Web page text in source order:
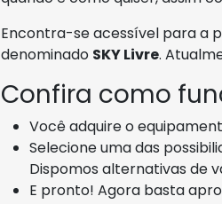
Encontra-se acessível para a
denominado SKY Livre.
Confira como
Você adquire o
Selecione uma das
Dispomos alternativas de
E pronto! Agora basta